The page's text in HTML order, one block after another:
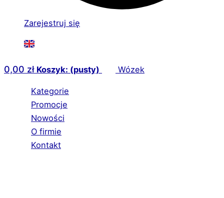
Zarejestruj się
0,00 zł Koszyk: (pusty) Wózek
Kategorie
Promocje
Nowości
O firmie
Kontakt